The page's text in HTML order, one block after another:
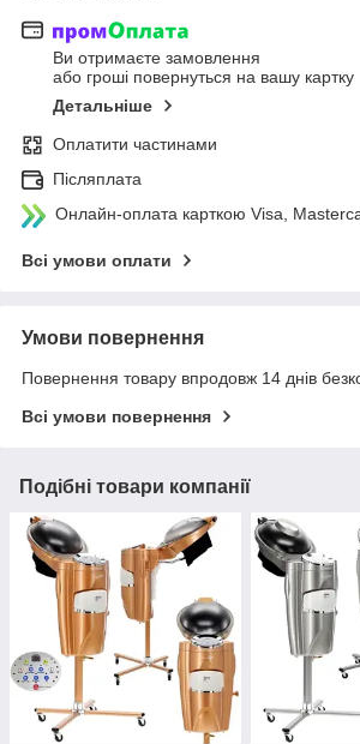
Ви отримаєте замовлення
або гроші повернуться на вашу картку
Детальніше
Оплатити частинами
Післяплата
Онлайн-оплата карткою Visa,
Всі умови оплати
Умови повернення
Повернення товару впродовж 14 днів
Всі умови повернення
Подібні товари компанії